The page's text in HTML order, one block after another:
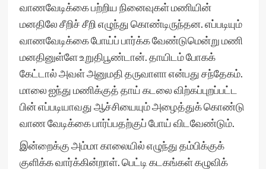
வாணவேடிக்கை பற்றிய நினைவுகள் மணியின்
மனதிலே சீறிச் சீறி எழுந்து கொண்டிருந்தன. எப்படியும்
வாணவேடிக்கை போய்ப் பார்க்க வேண்டுமென்று மணி
மனதினுள்ளே உறுதிபூண்டான். தாயிடம் போகக்
கேட்டால் அவள் அனுமதி தருவாளா என்பது சந்தேகம்.
மாலை ஐந்து மணிக்குத் தாய் கடலை விற்கப்புறப்பட்ட
பின் எப்படியாவது ஆச்சியையும் அழைத்துக் கொண்டு
வாண வேடிக்கை பார்ப்பதற்குப் போய் விடவேண்டும்.
இன்றைக்கு அம்மா காலையில் எழுந்து தம்பிக்குக்
குளிக்க வார்க்கின்றாள். பெட்டி கடகங்கள் கழுவிக்